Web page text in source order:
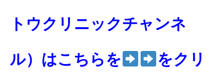
トウクリニックチャンネ
ル）はこちらを をクリ